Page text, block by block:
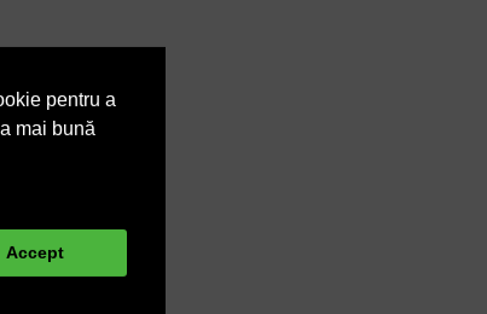
pentru a
mai bună
Accept